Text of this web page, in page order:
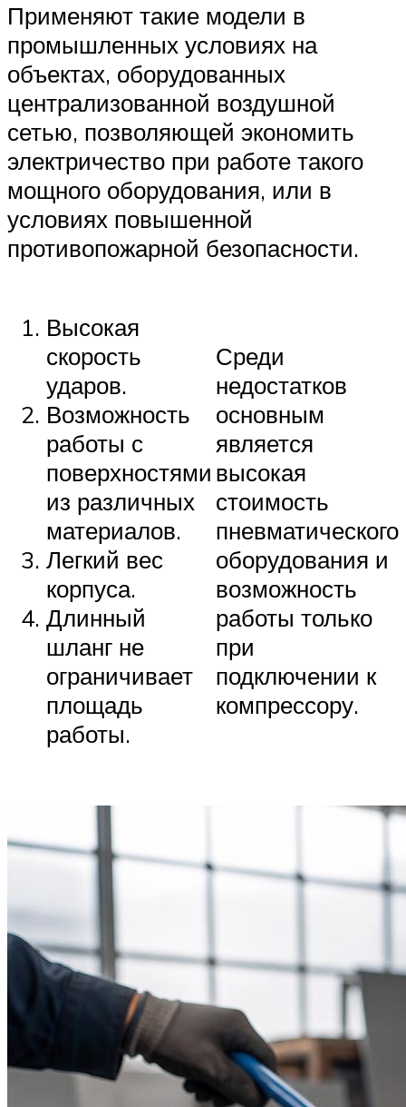
Применяют такие модели в
промышленных условиях на
объектах, оборудованных
централизованной воздушной
сетью, позволяющей экономить
электричество при работе такого
мощного оборудования, или в
условиях повышенной
противопожарной безопасности.
Высокая
скорость
ударов.
Возможность
работы с
поверхностями
из различных
материалов.
Легкий вес
корпуса.
Длинный
шланг не
ограничивает
площадь
работы.
Среди
недостатков
основным
является
высокая
стоимость
пневматического
оборудования и
возможность
работы только
при
подключении к
компрессору.